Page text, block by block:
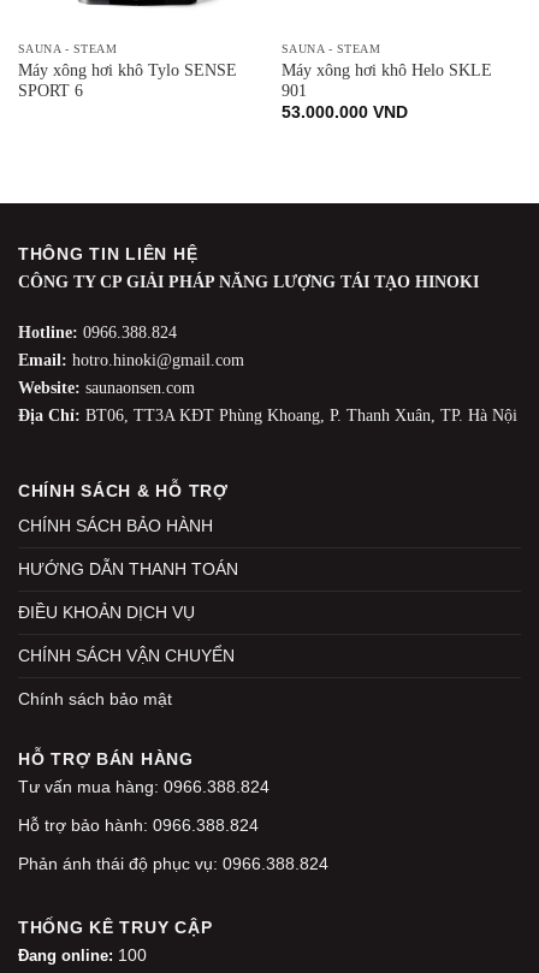
SAUNA - STEAM
Máy xông hơi khô Tylo SENSE
SPORT 6
SAUNA - STEAM
Máy xông hơi khô Helo SKLE
901
53.000.000 VND
THÔNG TIN LIÊN HỆ
CÔNG TY CP GIẢI PHÁP NĂNG LƯỢNG TÁI TẠO HINOKI
Hotline: 0966.388.824
Email: hotro.hinoki@gmail.com
Website: saunaonsen.com
Địa Chỉ: BT06, TT3A KĐT Phùng Khoang, P. Thanh Xuân, TP. Hà Nội
CHÍNH SÁCH & HỖ TRỢ
CHÍNH SÁCH BẢO HÀNH
HƯỚNG DẪN THANH TOÁN
ĐIỀU KHOẢN DỊCH VỤ
CHÍNH SÁCH VẬN CHUYỂN
Chính sách bảo mật
HỖ TRỢ BÁN HÀNG
Tư vấn mua hàng: 0966.388.824
Hỗ trợ bảo hành: 0966.388.824
Phản ánh thái độ phục vụ: 0966.388.824
THỐNG KÊ TRUY CẬP
Đang online: 100